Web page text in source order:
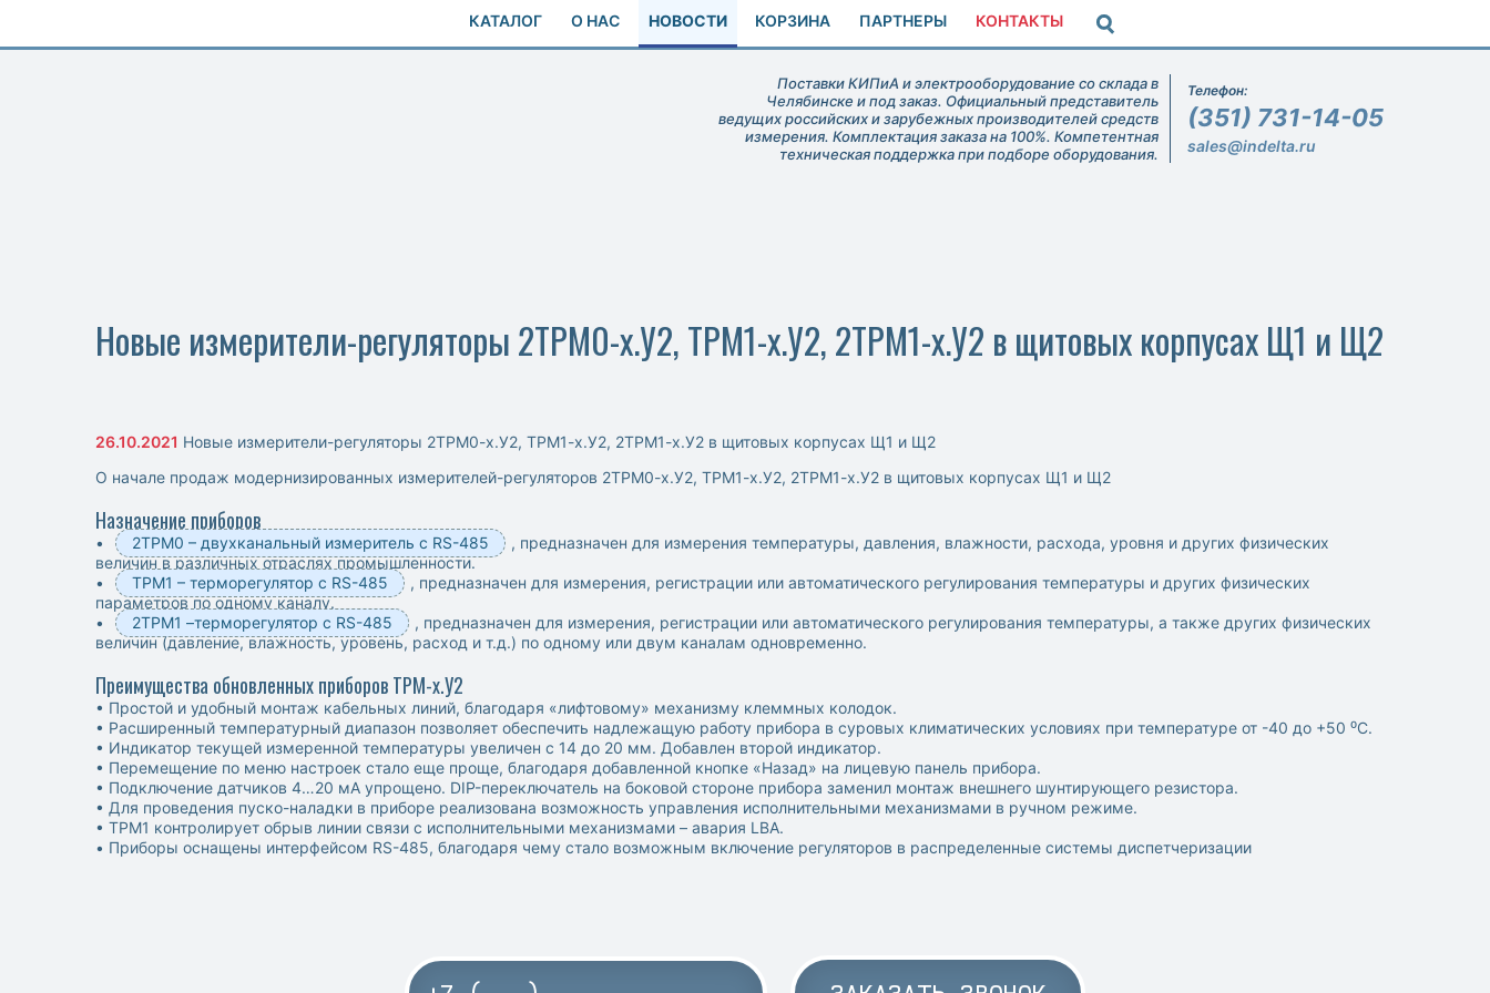
КАТАЛОГ О НАС НОВОСТИ КОРЗИНА ПАРТНЕРЫ КОНТАКТЫ
Поставки КИПиА и электрооборудование со склада в
Челябинске и под заказ. Официальный представитель
ведущих российских и зарубежных производителей средств
измерения. Комплектация заказа на 100%. Компетентная
техническая поддержка при подборе оборудования.
Телефон:
(351) 731-14-05
sales@indelta.ru
Новые измерители-регуляторы 2ТРМ0-х.У2, ТРМ1-х.У2, 2ТРМ1-х.У2 в щитовых корпусах Щ1 и Щ2
26.10.2021 Новые измерители-регуляторы 2ТРМ0-х.У2, ТРМ1-х.У2, 2ТРМ1-х.У2 в щитовых корпусах Щ1 и Щ2
О начале продаж модернизированных измерителей-регуляторов 2ТРМ0-х.У2, ТРМ1-х.У2, 2ТРМ1-х.У2 в щитовых корпусах Щ1 и Щ2
Назначение приборов
• 2ТРМ0 – двухканальный измеритель c RS-485
, предназначен для измерения температуры, давления, влажности, расхода, уровня и других физических
величин в различных отраслях промышленности.
•
ТРМ1 – терморегулятор с RS-485
, предназначен для измерения, регистрации или автоматического регулирования температуры и других физических
параметров по одному каналу.
•
2ТРМ1 –терморегулятор c RS-485
, предназначен для измерения, регистрации или автоматического регулирования температуры, а также других физических
величин (давление, влажность, уровень, расход и т.д.) по одному или двум каналам одновременно.
Преимущества обновленных приборов ТРМ-х.У2
• Простой и удобный монтаж кабельных линий, благодаря «лифтовому» механизму клеммных колодок.
• Расширенный температурный диапазон позволяет обеспечить надлежащую работу прибора в суровых климатических условиях при температуре от -40 до +50 ⁰С.
• Индикатор текущей измеренной температуры увеличен с 14 до 20 мм. Добавлен второй индикатор.
• Перемещение по меню настроек стало еще проще, благодаря добавленной кнопке «Назад» на лицевую панель прибора.
• Подключение датчиков 4…20 мА упрощено. DIP-переключатель на боковой стороне прибора заменил монтаж внешнего шунтирующего резистора.
• Для проведения пуско-наладки в приборе реализована возможность управления исполнительными механизмами в ручном режиме.
• ТРМ1 контролирует обрыв линии связи с исполнительными механизмами – авария LBA.
• Приборы оснащены интерфейсом RS-485, благодаря чему стало возможным включение регуляторов в распределенные системы диспетчеризации